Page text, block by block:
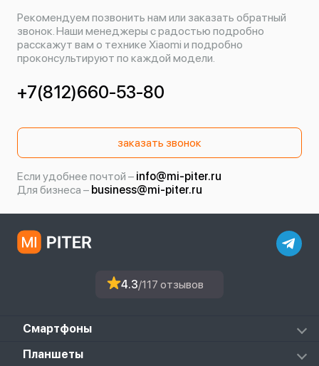
Рекомендуем позвонить нам или заказать обратный
звонок. Наши менеджеры с радостью подробно
расскажут вам о технике Xiaomi и подробно
проконсультируют по каждой модели.
+7(812)660-53-80
заказать звонок
Если удобнее почтой – info@mi-piter.ru
Для бизнеса – business@mi-piter.ru
4.3/117 отзывов
Смартфоны
Redmi
Планшеты